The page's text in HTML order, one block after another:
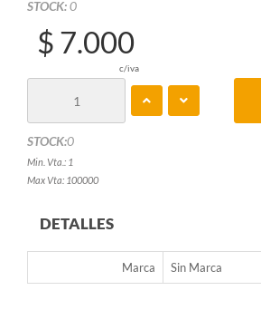
STOCK:0
$ 7.000
c/iva
STOCK:0
Min. Vta.: 1
Max Vta: 100000
DETALLES
Marca Sin Marca